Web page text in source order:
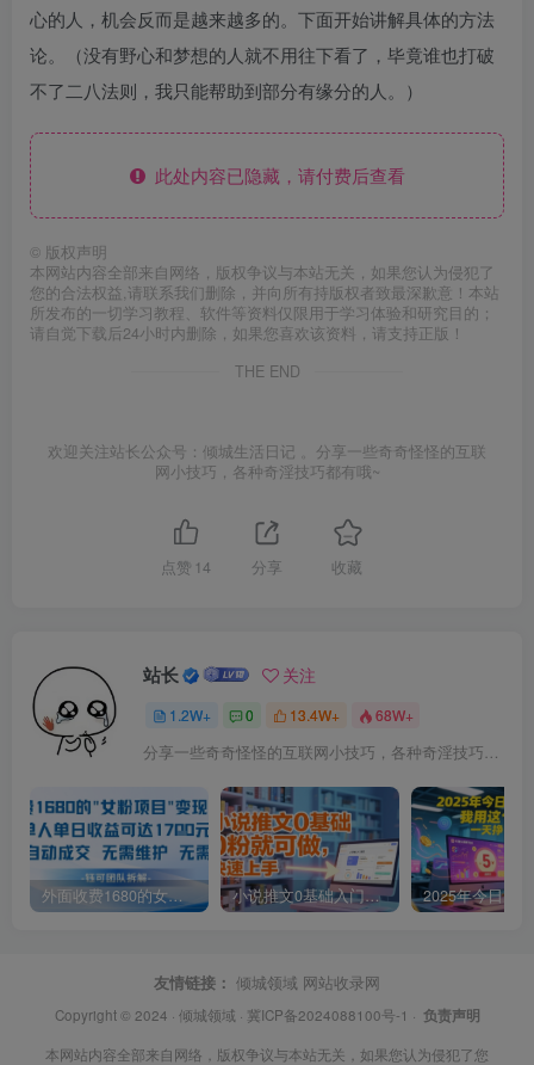
心的人，机会反而是越来越多的。下面开始讲解具体的方法
论。（没有野心和梦想的人就不用往下看了，毕竟谁也打破
不了二八法则，我只能帮助到部分有缘分的人。）
此处内容已隐藏，请付费后查看
© 版权声明
本网站内容全部来自网络，版权争议与本站无关，如果您认为侵犯了
您的合法权益,请联系我们删除，并向所有持版权者致最深歉意！本站
所发布的一切学习教程、软件等资料仅限用于学习体验和研究目的；
请自觉下载后24小时内删除，如果您喜欢该资料，请支持正版！
THE END
欢迎关注站长公众号：倾城生活日记 。分享一些奇奇怪怪的互联
网小技巧，各种奇淫技巧都有哦~
点赞 14 分享 收藏
站长 关注
1.2W+ 0 13.4W+ 68W+
分享一些奇奇怪怪的互联网小技巧，各种奇淫技巧都在本站。
外面收费1680的女粉项目变现，单人单日收益可达1.7k，全自动成交无需维护 小说推文0基础入门教程，0粉就可做，快速上手
友情链接： 倾城领域 网站收录网
Copyright © 2024 · 倾城领域· 冀ICP备2024088100号-1 · 负责声明
本网站内容全部来自网络，版权争议与本站无关，如果您认为侵犯了您